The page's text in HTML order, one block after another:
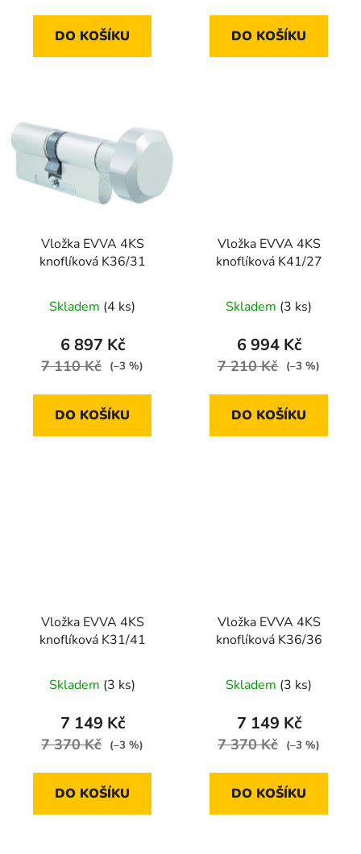
DO KOŠÍKU DO KOŠÍKU
Vložka EVVA 4KS
knoflíková K36/31
Skladem (4 ks)
6 897 Kč
7 110 Kč (–3 %)
DO KOŠÍKU
Vložka EVVA 4KS
knoflíková K41/27
Skladem (3 ks)
6 994 Kč
7 210 Kč (–3 %)
DO KOŠÍKU
Vložka EVVA 4KS
knoflíková K31/41
Skladem (3 ks)
7 149 Kč
7 370 Kč (–3 %)
DO KOŠÍKU
Vložka EVVA 4KS
knoflíková K36/36
Skladem (3 ks)
7 149 Kč
7 370 Kč (–3 %)
DO KOŠÍKU